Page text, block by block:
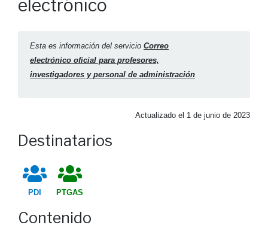
electrónico
Esta es información del servicio Correo
electrónico oficial para profesores,
investigadores y personal de administración
Actualizado el 1 de junio de 2023
Destinatarios
PDI PTGAS
Contenido